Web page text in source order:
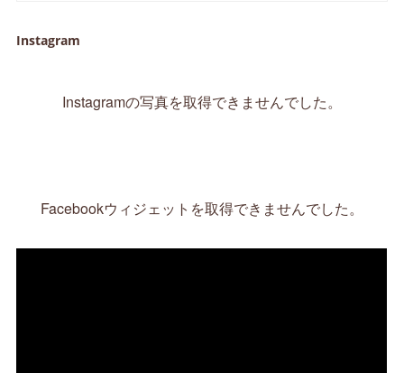
Instagram
Instagramの写真を取得できませんでした。
Facebookウィジェットを取得できませんでした。